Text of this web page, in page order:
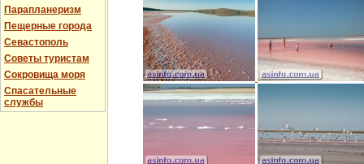
Парапланеризм
Пещерные города
Севастополь
Советы туристам
Сокровища моря
Спасательные
службы